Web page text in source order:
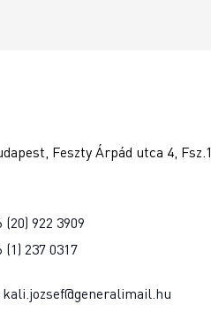
Feszty Árpád utca 4, Fsz.1
(20) 922 3909
(1) 237 0317
kali.jozsef@generalimail.hu